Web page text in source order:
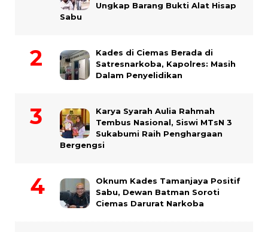
Ungkap Barang Bukti Alat Hisap
Sabu
Kades di Ciemas Berada di
Satresnarkoba, Kapolres: Masih
Dalam Penyelidikan
Karya Syarah Aulia Rahmah
Tembus Nasional, Siswi MTsN 3
Sukabumi Raih Penghargaan
Bergengsi
Oknum Kades Tamanjaya Positif
Sabu, Dewan Batman Soroti
Ciemas Darurat Narkoba